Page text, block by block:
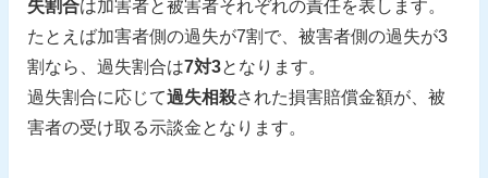
失割合は加害者と被害者それぞれの責任を表します。
たとえば加害者側の過失が7割で、被害者側の過失が3
割なら、過失割合は7対3となります。
過失割合に応じて過失相殺された損害賠償金額が、被
害者の受け取る示談金となります。